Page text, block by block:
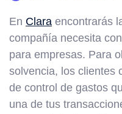
En Clara encontrarás
compañía necesita
para empresas. Para
solvencia, los clientes
de control de gastos
una de tus